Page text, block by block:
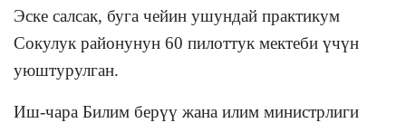
Эске салсак, буга чейин ушундай практикум
Сокулук районунун 60 пилоттук мектеби үчүн
уюштурулган.
Иш-чара Билим берүү жана илим министрлиги